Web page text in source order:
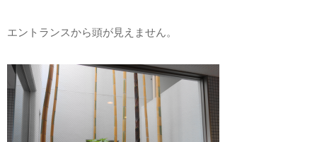
エントランスから頭が見えません。